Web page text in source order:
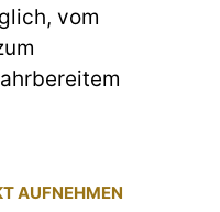
vom
AUFNEHMEN